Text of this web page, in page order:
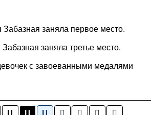
заняла первое место.
заняла третье место.
с завоеванными медалями